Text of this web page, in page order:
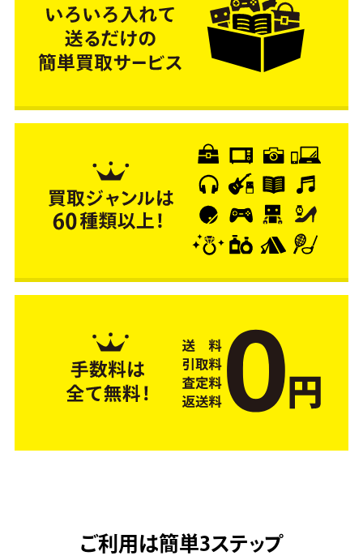
ご利用は簡単3ステップ